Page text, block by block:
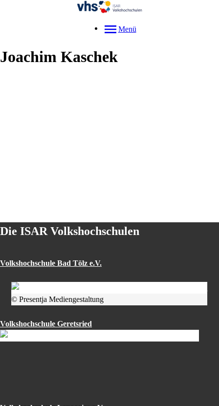
Menü
Joachim Kaschek
Die ISAR Volkshochschulen
Volkshochschule Bad Tölz e.V.
© Presentja Mediengestaltung
Volkshochschule Geretsried